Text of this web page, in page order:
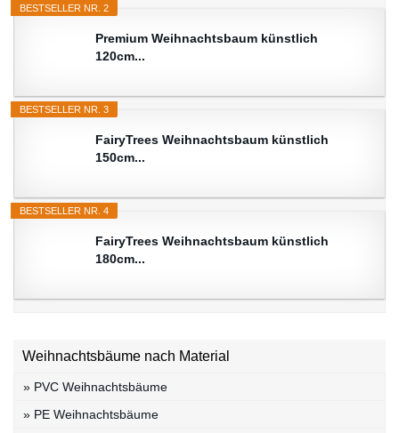
BESTSELLER NR. 2
Premium Weihnachtsbaum künstlich
120cm...
BESTSELLER NR. 3
FairyTrees Weihnachtsbaum künstlich
150cm...
BESTSELLER NR. 4
FairyTrees Weihnachtsbaum künstlich
180cm...
Weihnachtsbäume nach Material
» PVC Weihnachtsbäume
» PE Weihnachtsbäume